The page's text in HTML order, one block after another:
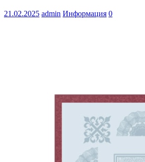
21.02.2025 admin Информация 0